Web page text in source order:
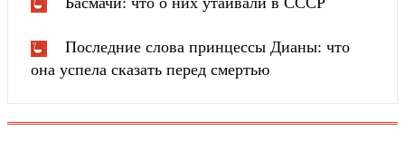
Последние слова принцессы Дианы: что
она успела сказать перед смертью